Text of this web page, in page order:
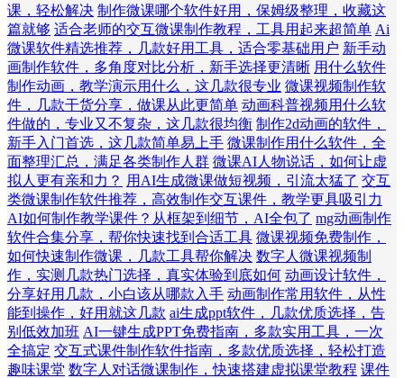
课，轻松解决 制作微课哪个软件好用，保姆级整理，收藏这
篇就够 适合老师的交互微课制作教程，工具用起来超简单 Ai
微课软件精选推荐，几款好用工具，适合零基础用户 新手动
画制作软件，多角度对比分析，新手选择更清晰 用什么软件
制作动画，教学演示用什么，这几款很专业 微课视频制作软
件，几款干货分享，做课从此更简单 动画科普视频用什么软
件做的，专业又不复杂，这几款很均衡 制作2d动画的软件，
新手入门首选，这几款简单易上手 微课制作用什么软件，全
面整理汇总，满足各类制作人群 微课AI人物说话，如何让虚
拟人更有亲和力？ 用AI生成微课做短视频，引流太猛了 交互
类微课制作软件推荐，高效制作交互课件，教学更具吸引力
AI如何制作教学课件？从框架到细节，AI全包了 mg动画制作
软件合集分享，帮你快速找到合适工具 微课视频免费制作，
如何快速制作微课，几款工具帮你解决 数字人微课视频制
作，实测几款热门选择，真实体验到底如何 动画设计软件，
分享好用几款，小白该从哪款入手 动画制作常用软件，从性
能到操作，好用就这几款 ai生成ppt软件，几款优质选择，告
别低效加班 AI一键生成PPT免费指南，多款实用工具，一次
全搞定 交互式课件制作软件指南，多款优质选择，轻松打造
趣味课堂 数字人对话微课制作，快速搭建虚拟课堂教程 课件